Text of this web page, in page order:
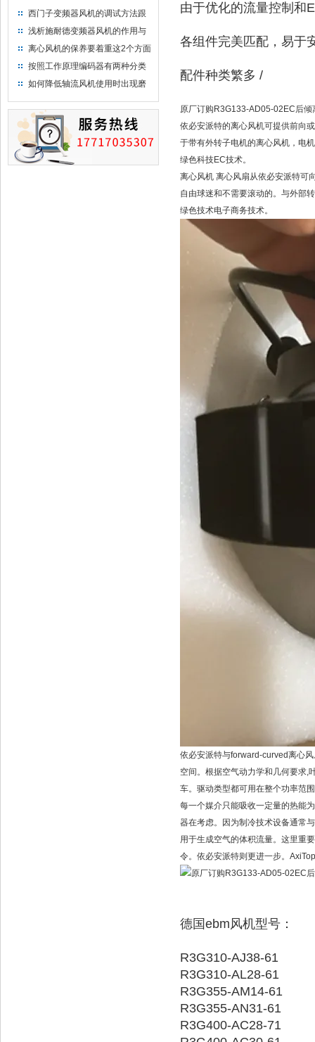
西门子变频器风机的调试方法跟
步骤
浅析施耐德变频器风机的作用与
意义所在
离心风机的保养要着重这2个方面
按照工作原理编码器有两种分类
如何降低轴流风机使用时出现磨
由于优化的流量控制和
各组件完美匹配，易于
配件种类繁多 /
原厂订购R3G133-AD05-02EC后倾
依必安派特的离心风机可提供前向
于带有外转子电机的离心风机，电
绿色科技EC技术。
离心风机 离心风扇从依必安派特可
自由球迷和不需要滚动的。与外部
绿色技术电子商务技术。
依必安派特与forward-curved离心
空间。根据空气动力学和几何要求,
车。驱动类型都可用在整个功率范
每一个媒介只能吸收一定量的热能
器在考虑。因为制冷技术设备通常
用于生成空气的体积流量。这里重
令。依必安派特则更进一步。
德国ebm风机型号：
R3G310-AJ38-61
R3G310-AL28-61
R3G355-AM14-61
R3G355-AN31-61
R3G400-AC28-71